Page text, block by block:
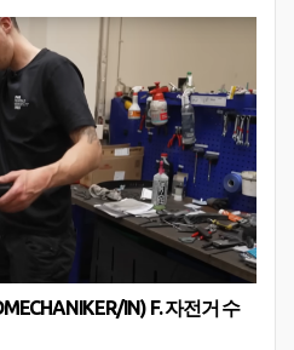
IN) F. 자전거 수